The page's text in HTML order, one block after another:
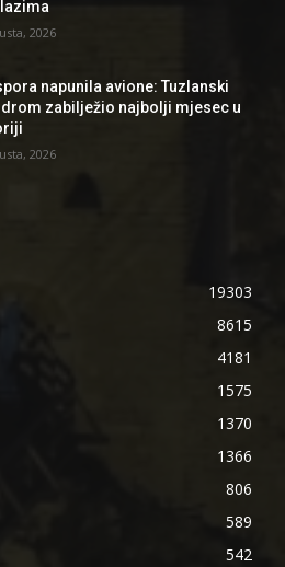
2026
napunila avione: Tuzlanski
zabilježio najbolji mjesec u
2026
19303
8615
4181
1575
1370
1366
806
589
542